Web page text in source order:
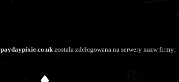
paydaypixie.co.ukzostała zdelegowana na serwery nazw firmy: